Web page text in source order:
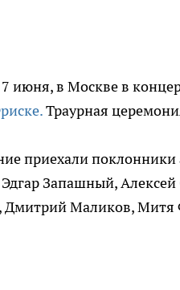
июня, в Москве в
Траурная
приехали поклонники
Запашный,
Дмитрий Маликов, Митя